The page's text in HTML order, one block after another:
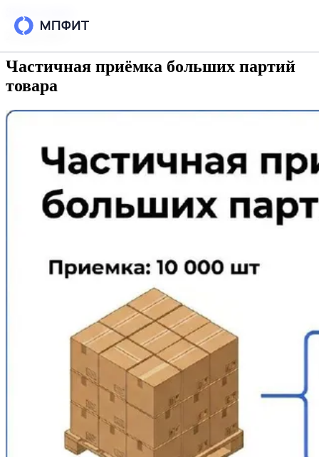
Возможности
Интеграции
РЕСУРСЫ
База знаний
26 мая 2026 г.
Частичная приёмка больших партий
товара